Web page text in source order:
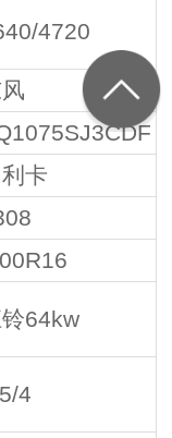
4720
卡
64kw
4